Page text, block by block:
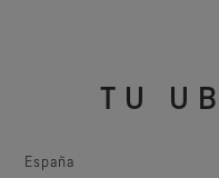
TU
España